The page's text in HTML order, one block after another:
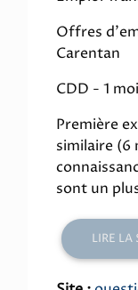
Offres
Carentan
CDD - 1
Première
similaire (6
sont un
LIRE LA